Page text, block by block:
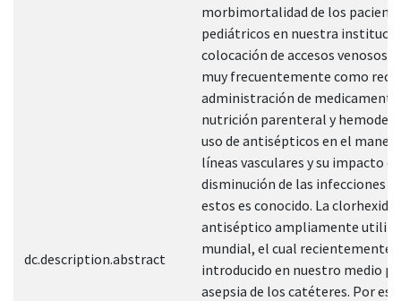
dc.description.abstract
morbimortalidad de los
pediátricos en nuestra
colocación de accesos venosos
muy frecuentemente como
administración de
nutrición parenteral y
uso de antisépticos en el
líneas vasculares y su impacto
disminución de las infecciones
estos es conocido. La
antiséptico ampliamente
mundial, el cual recientemente
introducido en nuestro medio
asepsia de los catéteres. Por